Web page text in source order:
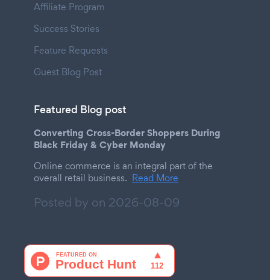
Affiliate Program
Success Stories
Feature Requests
Guest Blog Post
Featured Blog post
Converting Cross-Border Shoppers During
Black Friday & Cyber Monday
Online commerce is an integral part of the
overall retail business. Read More
Posted by on 2026-08-09